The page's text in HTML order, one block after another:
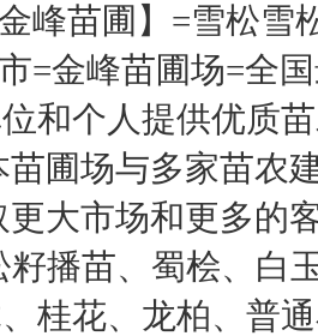
峰苗圃】=雪松雪
=金峰苗圃场=全
和个人提供优质
苗圃场与多家苗农
更大市场和更多的
籽播苗、蜀桧、白
桂花、龙柏、普